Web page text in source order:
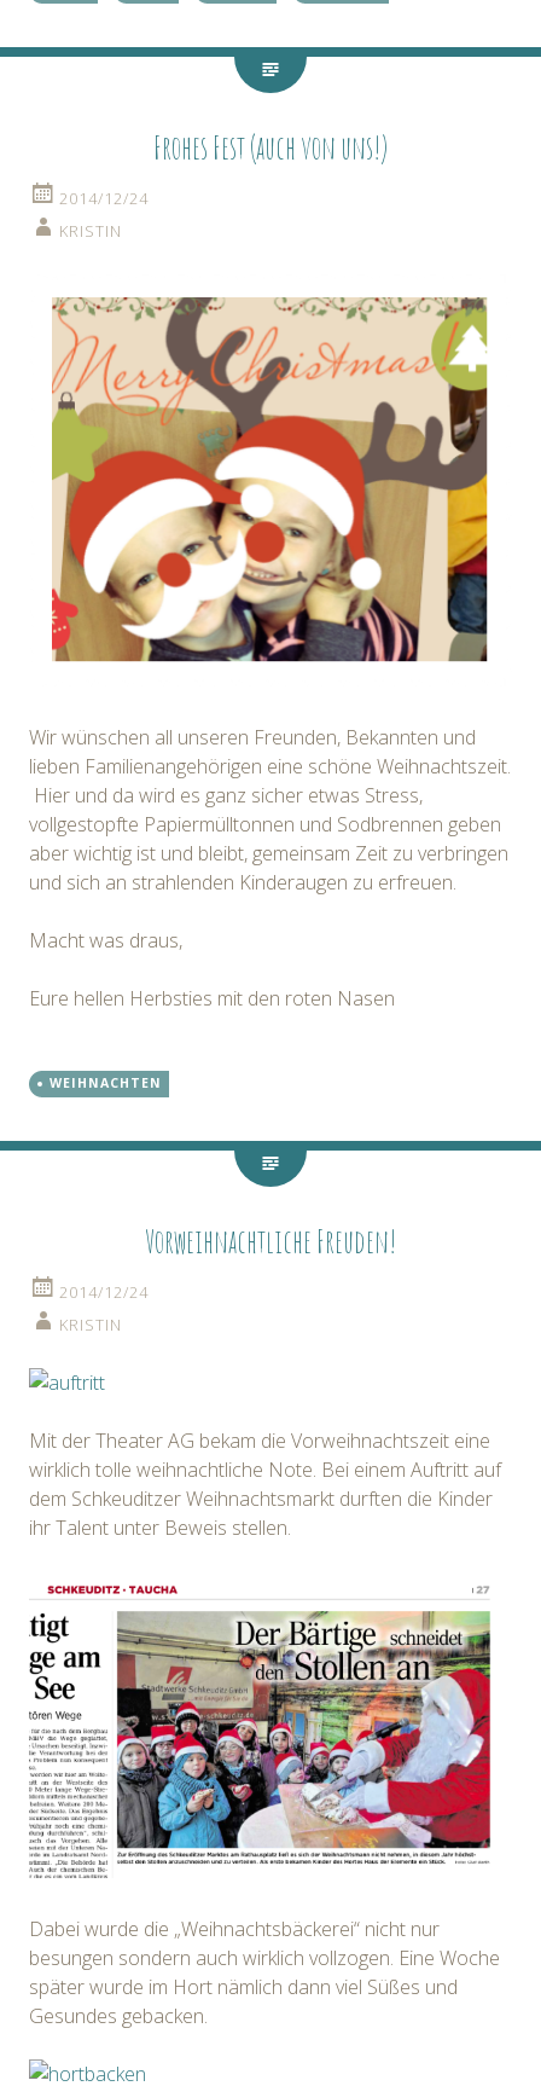
Frohes Fest (auch von uns!)
2014/12/24
KRISTIN
Wir wünschen all unseren Freunden, Bekannten und
lieben Familienangehörigen eine schöne Weihnachtszeit.
Hier und da wird es ganz sicher etwas Stress,
vollgestopfte Papiermülltonnen und Sodbrennen geben
aber wichtig ist und bleibt, gemeinsam Zeit zu verbringen
und sich an strahlenden Kinderaugen zu erfreuen.
Macht was draus,
Eure hellen Herbsties mit den roten Nasen
WEIHNACHTEN
Vorweihnachtliche Freuden!
2014/12/24
KRISTIN
Mit der Theater AG bekam die Vorweihnachtszeit eine
wirklich tolle weihnachtliche Note. Bei einem Auftritt auf
dem Schkeuditzer Weihnachtsmarkt durften die Kinder
ihr Talent unter Beweis stellen.
Dabei wurde die „Weihnachtsbäckerei“ nicht nur
besungen sondern auch wirklich vollzogen. Eine Woche
später wurde im Hort nämlich dann viel Süßes und
Gesundes gebacken.